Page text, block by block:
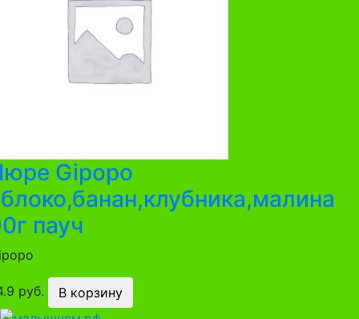
Gipopo
пауч
руб. В корзину